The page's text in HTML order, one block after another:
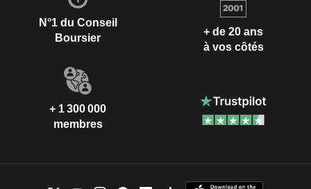
N°1 du Conseil
Boursier
+ de 20 ans
à vos côtés
+ 1 300 000
membres